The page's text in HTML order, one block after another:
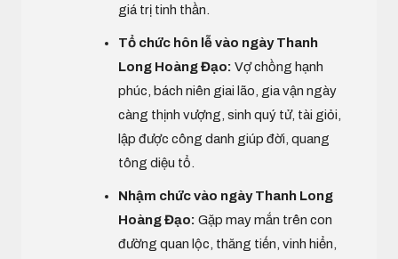
giá trị tinh thần.
Tổ chức hôn lễ vào ngày Thanh
Long Hoàng Đạo: Vợ chồng hạnh
phúc, bách niên giai lão, gia vận ngày
càng thịnh vượng, sinh quý tử, tài giỏi,
lập được công danh giúp đời, quang
tông diệu tổ.
Nhậm chức vào ngày Thanh Long
Hoàng Đạo: Gặp may mắn trên con
đường quan lộc, thăng tiến, vinh hiển,